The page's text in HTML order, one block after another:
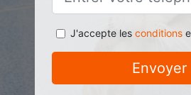
J'accepte les conditions
Envoyer